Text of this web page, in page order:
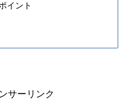
イント
サーリンク